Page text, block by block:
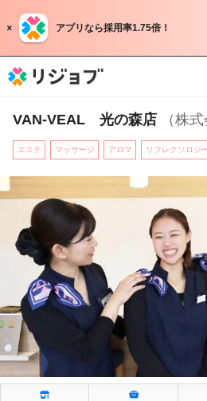
アプリなら採用率1.75倍！
VAN-VEAL 光の森店 （株
エステ マッサージ アロマ リフレクソロジ